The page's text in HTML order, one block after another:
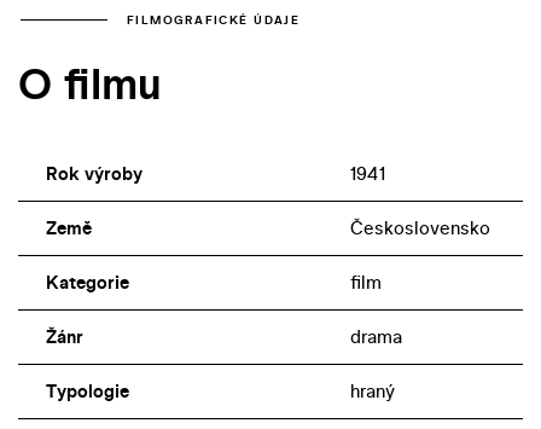
FILMOGRAFICKÉ ÚDAJE
O filmu
Rok výroby 1941
Země Československo
Kategorie film
Žánr drama
Typologie hraný